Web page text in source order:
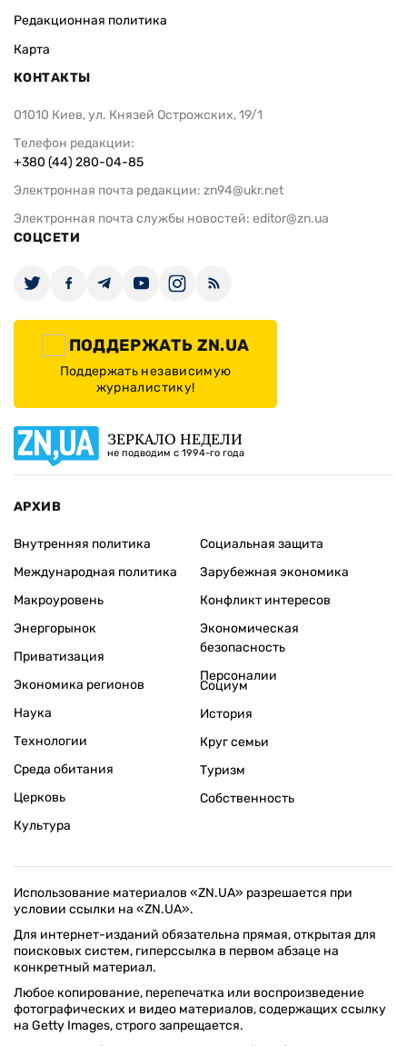
Редакционная политика
Карта
КОНТАКТЫ
01010 Киев, ул. Князей Острожских, 19/1
Телефон редакции:
+380 (44) 280-04-85
Электронная почта редакции: zn94@ukr.net
Электронная почта службы новостей: editor@zn.ua
СОЦСЕТИ
ПОДДЕРЖАТЬ ZN.UA
Поддержать независимую
журналистику!
ЗЕРКАЛО НЕДЕЛИ
не подводим с 1994-го года
АРХИВ
Внутренняя политика
Международная политика
Макроуровень
Энергорынок
Приватизация
Экономика регионов
Социальная защита
Зарубежная экономика
Конфликт интересов
Экономическая
безопасность
Персоналии
Наука
Технологии
Среда обитания
Церковь
Культура
Социум
История
Круг семьи
Туризм
Собственность
Использование материалов «ZN.UA» разрешается при
условии ссылки на «ZN.UA».
Для интернет-изданий обязательна прямая, открытая для
поисковых систем, гиперссылка в первом абзаце на
конкретный материал.
Любое копирование, перепечатка или воспроизведение
фотографических и видео материалов, содержащих ссылку
на Getty Images, строго запрещается.